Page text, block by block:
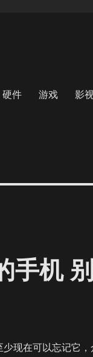
硬件 游戏 影
手机
现在可以忘记它